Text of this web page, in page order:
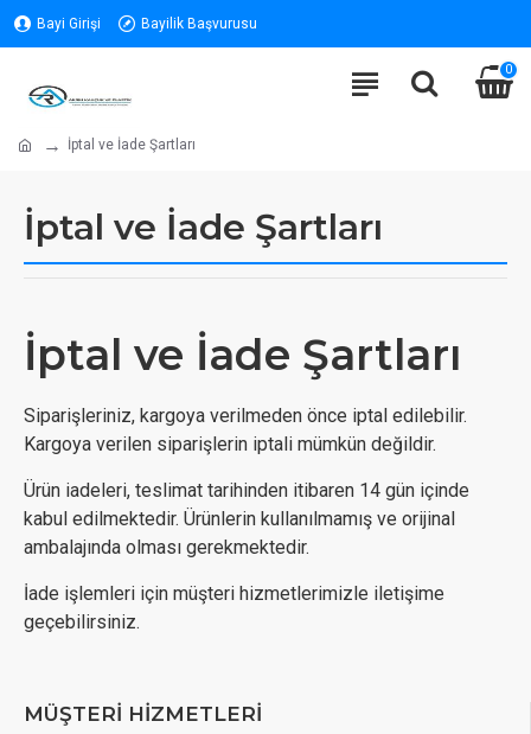
Bayi Girişi Bayilik Başvurusu
0
İptal ve İade Şartları
İptal ve İade Şartları
İptal ve İade Şartları
Siparişleriniz, kargoya verilmeden önce iptal edilebilir.
Kargoya verilen siparişlerin iptali mümkün değildir.
Ürün iadeleri, teslimat tarihinden itibaren 14 gün içinde
kabul edilmektedir. Ürünlerin kullanılmamış ve orijinal
ambalajında olması gerekmektedir.
İade işlemleri için müşteri hizmetlerimizle iletişime
geçebilirsiniz.
MÜŞTERİ HİZMETLERİ